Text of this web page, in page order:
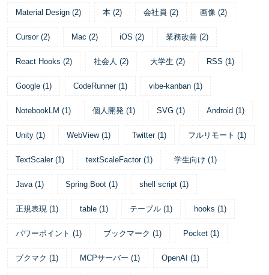
Material Design (2) 本 (2) 会社員 (2) 画像 (2)
Cursor (2) Mac (2) iOS (2) 業務改善 (2)
React Hooks (2) 社会人 (2) 大学生 (2) RSS (1)
Google (1) CodeRunner (1) vibe-kanban (1)
NotebookLM (1) 個人開発 (1) SVG (1) Android (1)
Unity (1) WebView (1) Twitter (1) フルリモート (1)
TextScaler (1) textScaleFactor (1) 学生向け (1)
Java (1) Spring Boot (1) shell script (1)
正規表現 (1) table (1) テーブル (1) hooks (1)
パワーポイント (1) ブックマーク (1) Pocket (1)
ブクマク (1) MCPサーバー (1) OpenAI (1)